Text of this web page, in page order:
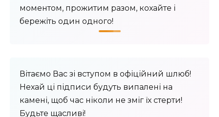
моментом, прожитим разом, кохайте і
бережіть один одного!
Вітаємо Вас зі вступом в офіційний шлюб!
Нехай ці підписи будуть випалені на
камені, щоб час ніколи не зміг їх стерти!
Будьте щасливі!